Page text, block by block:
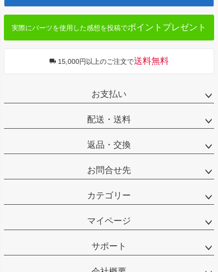
へ
実際にパーツを使用した感想を投稿でポイントプレゼント
15,000円以上のご注文で送料無料
お支払い
配送・送料
返品・交換
お問合せ先
カテゴリー
マイページ
サポート